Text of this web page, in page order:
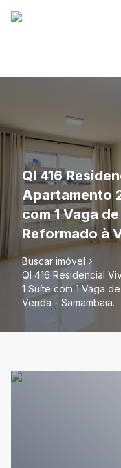
QI 416
Apartamento
com 1 Vaga
Reformado à
Buscar imóvel
QI 416 Residencial
1 Suíte com 1 Vaga
Venda - Samambaia.